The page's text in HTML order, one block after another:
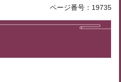
ページ番号：19735